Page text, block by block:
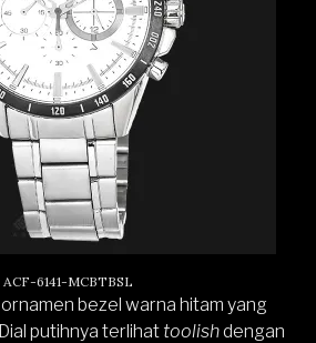
ACF-6141-MCBTBSL
bezel warna hitam yang
putihnya terlihat toolishdengan